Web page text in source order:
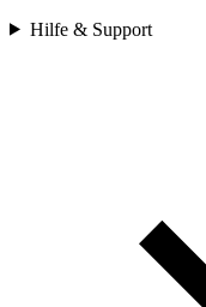
Hilfe & Support